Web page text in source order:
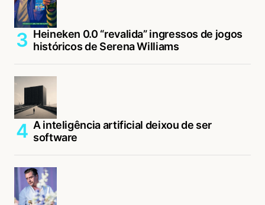
Heineken 0.0 “revalida” ingressos de jogos
históricos de Serena Williams
A inteligência artificial deixou de ser
software